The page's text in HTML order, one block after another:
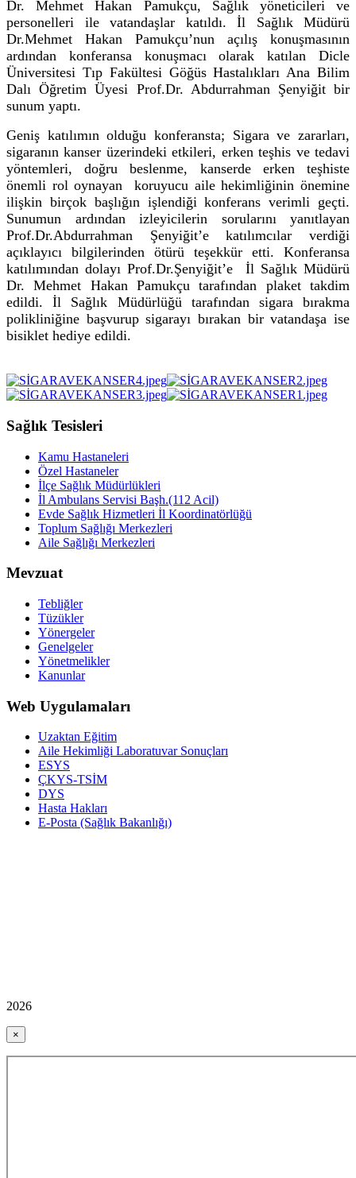
Dr. Mehmet Hakan Pamukçu, Sağlık yöneticileri ve
personelleri ile vatandaşlar katıldı. İl Sağlık Müdürü
Dr.Mehmet Hakan Pamukçu’nun açılış konuşmasının
ardından konferansa konuşmacı olarak katılan Dicle
Üniversitesi Tıp Fakültesi Göğüs Hastalıkları Ana Bilim
Dalı Öğretim Üyesi Prof.Dr. Abdurrahman Şenyiğit bir
sunum yaptı.
Geniş katılımın olduğu konferansta; Sigara ve zararları,
sigaranın kanser üzerindeki etkileri, erken teşhis ve tedavi
yöntemleri, doğru beslenme, kanserde erken teşhiste
önemli rol oynayan koruyucu aile hekimliğinin önemine
ilişkin birçok başlığın işlendiği konferans verimli geçti.
Sunumun ardından izleyicilerin sorularını yanıtlayan
Prof.Dr.Abdurrahman Şenyiğit’e katılımcılar verdiği
açıklayıcı bilgilerinden ötürü teşekkür etti. Konferansa
katılımından dolayı Prof.Dr.Şenyiğit’e İl Sağlık Müdürü
Dr. Mehmet Hakan Pamukçu tarafından plaket takdim
edildi. İl Sağlık Müdürlüğü tarafından sigara bırakma
polikliniğine başvurup sigarayı bırakan bir vatandaşa ise
bisiklet hediye edildi.
Sağlık Tesisleri
Kamu Hastaneleri
Özel Hastaneler
İlçe Sağlık Müdürlükleri
İl Ambulans Servisi Başh.(112 Acil)
Evde Sağlık Hizmetleri İl Koordinatörlüğü
Toplum Sağlığı Merkezleri
Aile Sağlığı Merkezleri
Mevzuat
Tebliğler
Tüzükler
Yönergeler
Genelgeler
Yönetmelikler
Kanunlar
Web Uygulamaları
Uzaktan Eğitim
Aile Hekimliği Laboratuvar Sonuçları
ESYS
ÇKYS-TSİM
DYS
Hasta Hakları
E-Posta (Sağlık Bakanlığı)
2026
×